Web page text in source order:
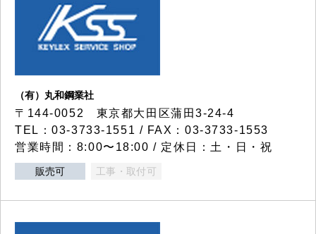
（有）丸和鋼業社
〒144-0052 東京都大田区蒲田3-24-4
TEL：03-3733-1551 / FAX：03-3733-1553
営業時間：8:00〜18:00 / 定休日：土・日・祝
販売可 工事・取付可